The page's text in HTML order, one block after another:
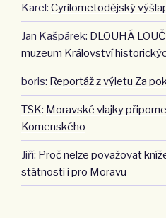
Karel: Cyrilometodějský
Jan Kašpárek: DLOUHÁ
muzeum Království
boris: Reportáž z výletu Za
TSK: Moravské vlajky
Komenského
Jiří: Proč nelze považovat
státnosti i pro Moravu